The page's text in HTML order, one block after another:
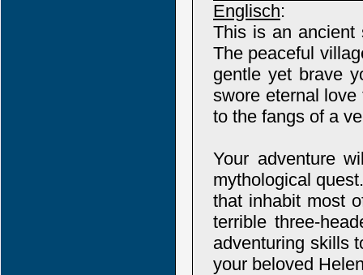
Englisch:
This is an ancient
The peaceful
gentle yet brave
swore eternal
to the fangs of a
Your adventure
mythological
that inhabit most
terrible three-
adventuring skills
your beloved